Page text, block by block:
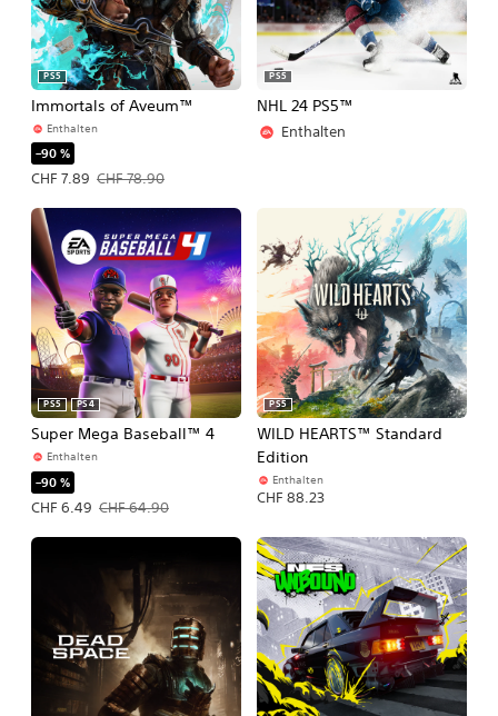
Immortals of Aveum™
PS5
Enthalten
–90 %
CHF 7.89
Angebotspreis: CHF 7.89 Ursprünglicher Preis: CHF 78.90
CHF 78.90
NHL 24 PS5™
PS5
Enthalten
Super Mega Baseball™ 4
PS5 PS4
Enthalten
–90 %
CHF 6.49
Angebotspreis: CHF 6.49 Ursprünglicher Preis: CHF 64.90
CHF 64.90
WILD HEARTS™ Standard
Edition
PS5
Enthalten
CHF 88.23